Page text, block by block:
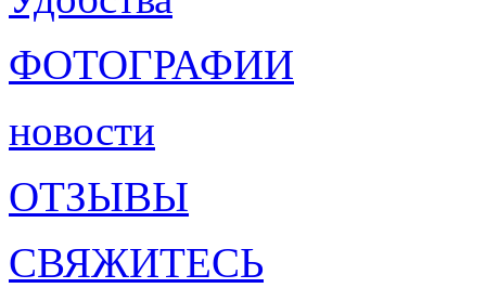
ФОТОГРАФИИ
новости
ОТЗЫВЫ
СВЯЖИТЕСЬ